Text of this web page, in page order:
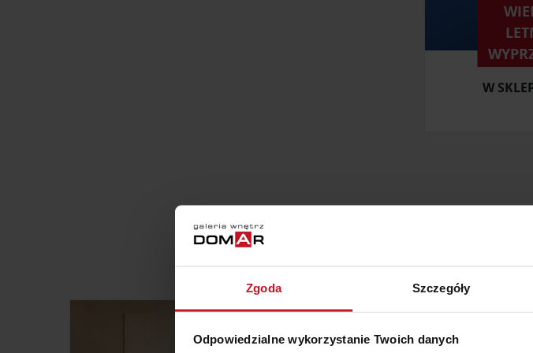
Zgoda Szczegóły
Odpowiedzialne wykorzystanie Twoich danych
W